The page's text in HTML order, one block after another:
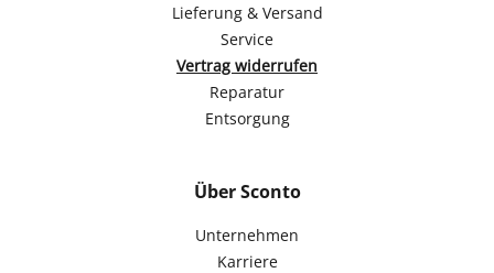
Lieferung & Versand
Service
Vertrag widerrufen
Reparatur
Entsorgung
Über Sconto
Unternehmen
Karriere